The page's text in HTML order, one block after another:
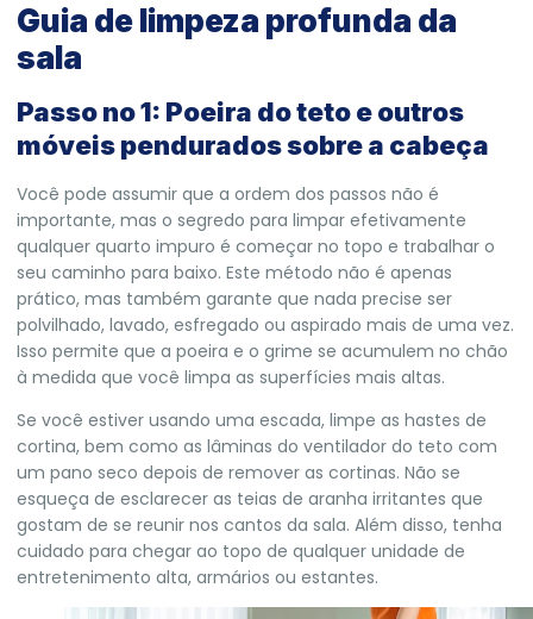
Guia de limpeza profunda da
sala
Passo no 1: Poeira do teto e outros
móveis pendurados sobre a cabeça
Você pode assumir que a ordem dos passos não é
importante, mas o segredo para limpar efetivamente
qualquer quarto impuro é começar no topo e trabalhar o
seu caminho para baixo. Este método não é apenas
prático, mas também garante que nada precise ser
polvilhado, lavado, esfregado ou aspirado mais de uma vez.
Isso permite que a poeira e o grime se acumulem no chão
à medida que você limpa as superfícies mais altas.
Se você estiver usando uma escada, limpe as hastes de
cortina, bem como as lâminas do ventilador do teto com
um pano seco depois de remover as cortinas. Não se
esqueça de esclarecer as teias de aranha irritantes que
gostam de se reunir nos cantos da sala. Além disso, tenha
cuidado para chegar ao topo de qualquer unidade de
entretenimento alta, armários ou estantes.